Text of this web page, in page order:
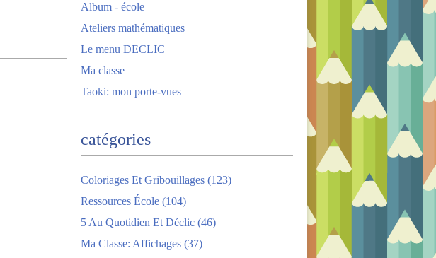
Album - école
Ateliers mathématiques
Le menu DECLIC
Ma classe
Taoki: mon porte-vues
catégories
Coloriages Et Gribouillages (123)
Ressources École (104)
5 Au Quotidien Et Déclic (46)
Ma Classe: Affichages (37)